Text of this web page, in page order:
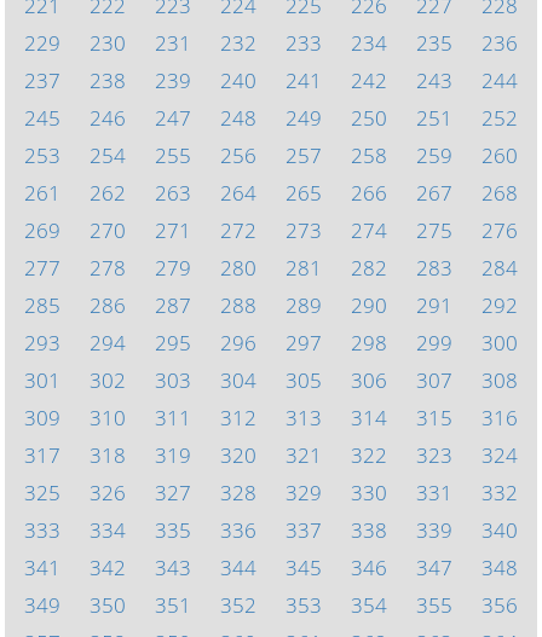
229
230 231 232 233 234 235
236
237
238 239 240 241 242 243
244
245
246 247 248 249 250 251
252
253
254 255 256 257 258 259
260
261
262 263 264 265 266 267
268
269
270 271 272 273 274 275
276
277
278 279 280 281 282 283
284
285
286 287 288 289 290 291
292
293
294 295 296 297 298 299
300
301
302 303 304 305 306 307
308
309
310 311 312 313 314 315
316
317
318 319 320 321 322 323
324
325
326 327 328 329 330 331
332
333
334 335 336 337 338 339
340
341
342 343 344 345 346 347
348
349
350 351 352 353 354 355
356